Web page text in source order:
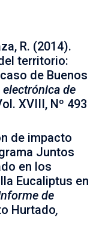
R. (2014).
territorio:
de Buenos
de
XVIII, Nº 493
de impacto
Juntos
en los
Eucaliptus en
de
Hurtado,